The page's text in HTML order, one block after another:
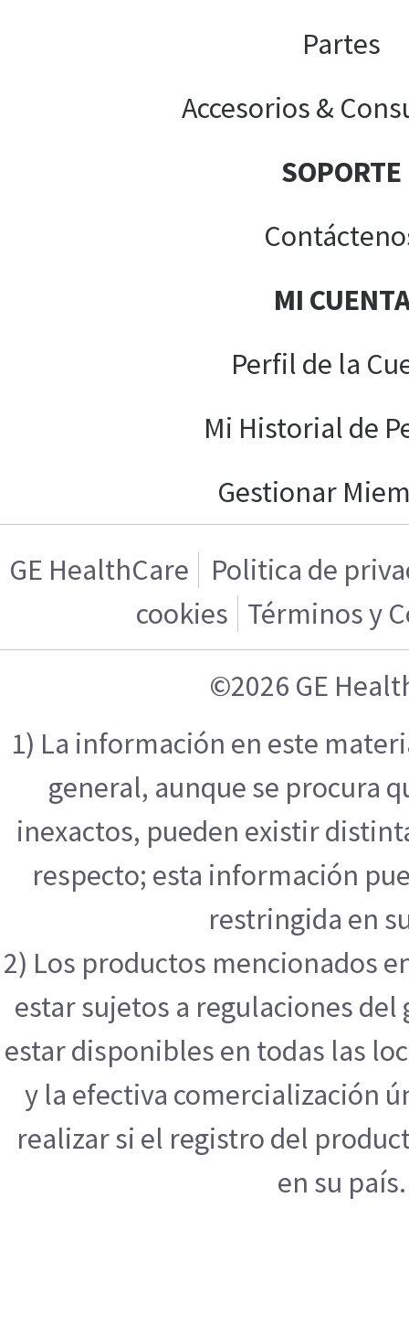
Partes
Accesorios &
SOPORTE
MI
Perfil de la
Mi Historial de
Gestionar
GE HealthCare
Politica de
cookies Términos y
©2026 GE
1) La información en este
general, aunque se procura
inexactos, pueden existir
respecto; esta información
restringida en
2) Los productos mencionados
estar sujetos a regulaciones
estar disponibles en todas las
y la efectiva comercialización
realizar si el registro del
en su país.